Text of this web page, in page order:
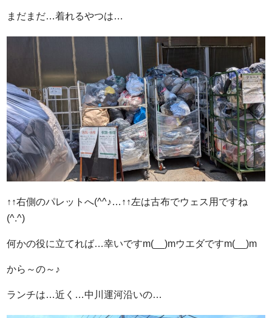
まだまだ…着れるやつは…
↑↑右側のパレットへ(^^♪…↑↑左は古布でウェス用ですね
(^.^)
何かの役に立てれば…幸いですm(__)mウエダですm(__)m
から～の～♪
ランチは…近く…中川運河沿いの…